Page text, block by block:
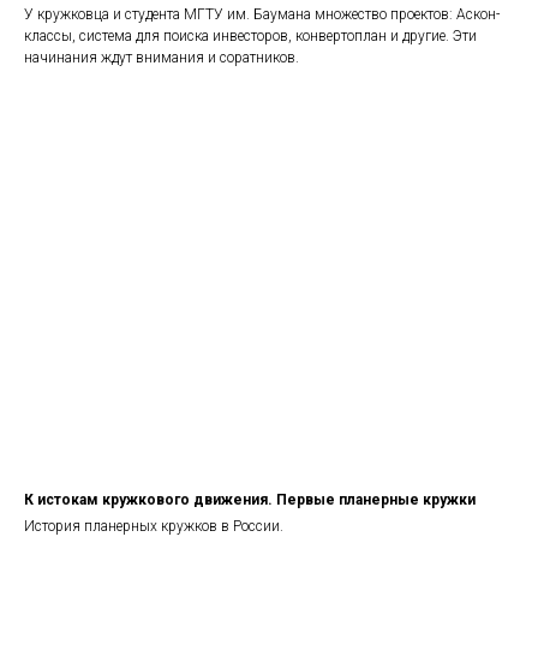
У кружковца и студента МГТУ им. Баумана множество проектов: Аскон-
классы, система для поиска инвесторов, конвертоплан и другие. Эти
начинания ждут внимания и соратников.
К истокам кружкового движения. Первые планерные кружки
История планерных кружков в России.